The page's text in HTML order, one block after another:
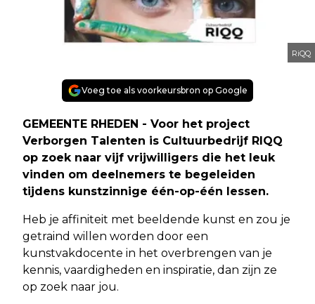
RiQQ
Voeg toe als voorkeursbron op Google
GEMEENTE RHEDEN - Voor het project
Verborgen Talenten is Cultuurbedrijf RIQQ
op zoek naar vijf vrijwilligers die het leuk
vinden om deelnemers te begeleiden
tijdens kunstzinnige één-op-één lessen.
Heb je affiniteit met beeldende kunst en zou je
getraind willen worden door een
kunstvakdocente in het overbrengen van je
kennis, vaardigheden en inspiratie, dan zijn ze
op zoek naar jou.